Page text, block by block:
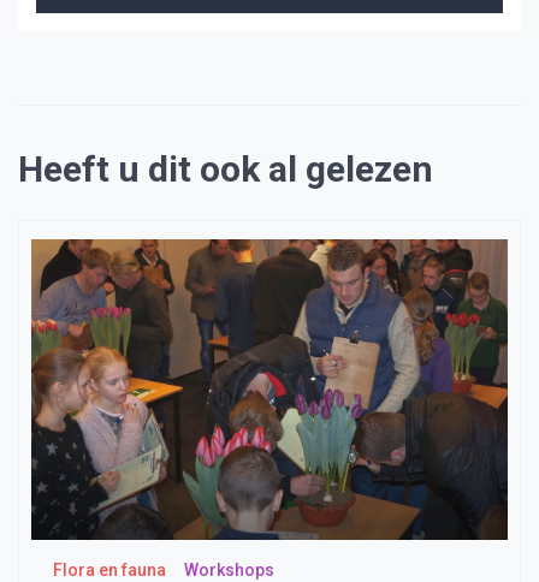
Heeft u dit ook al gelezen
Flora en fauna Workshops